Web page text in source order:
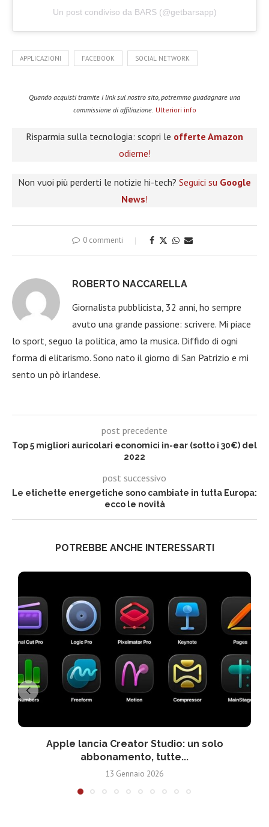
Un post condiviso da BARS (@getbarsapp)
APPLICAZIONI FACEBOOK SOCIAL NETWORK
Quando acquisti tramite i link sul nostro sito, potremmo guadagnare una
commissione di affiliazione. Ulteriori info
Risparmia sulla tecnologia: scopri le offerte Amazon
odierne!
Non vuoi più perderti le notizie hi-tech? Seguici su Google
News!
0 commenti
ROBERTO NACCARELLA
Giornalista pubblicista, 32 anni, ho sempre
avuto una grande passione: scrivere. Mi piace
lo sport, seguo la politica, amo la musica. Diffido di ogni
forma di elitarismo. Sono nato il giorno di San Patrizio e mi
sento un pò irlandese.
post precedente
Top 5 migliori auricolari economici in-ear (sotto i 30€) del
2022
post successivo
Le etichette energetiche sono cambiate in tutta Europa:
ecco le novità
POTREBBE ANCHE INTERESSARTI
Apple lancia Creator Studio: un solo
abbonamento, tutte...
13 Gennaio 2026